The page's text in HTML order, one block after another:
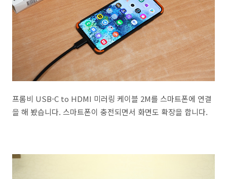
프롬비 USB-C to HDMI 미러링 케이블 2M를 스마트폰에 연결
을 해 봤습니다. 스마트폰이 충전되면서 화면도 확장을 합니다.